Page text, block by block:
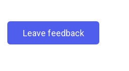
Leave feedback